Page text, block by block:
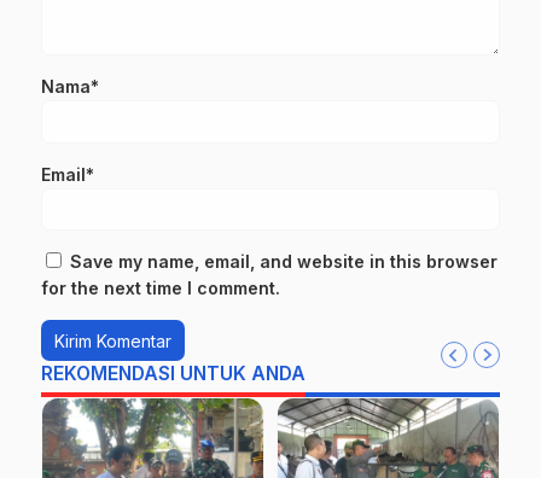
Nama*
Email*
Save my name, email, and website in this browser
for the next time I comment.
REKOMENDASI UNTUK ANDA